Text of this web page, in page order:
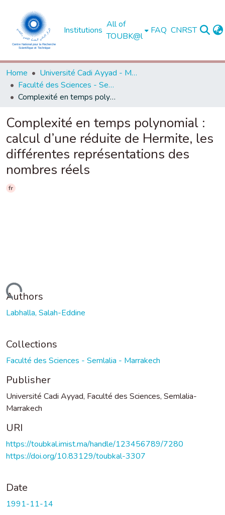
Institutions
All of
TOUBK@l
FAQ CNRST
Home
Université Cadi Ayyad - Marrakech
Faculté des Sciences - Semlalia - Marrakech
Complexité en temps polynomial : calcul d’une réduite de Hermite, les différentes représentations des nombres réels
Complexité en temps polynomial :
calcul d’une réduite de Hermite, les
différentes représentations des
nombres réels
fr
Authors
Labhalla, Salah-Eddine
Collections
Faculté des Sciences - Semlalia - Marrakech
Publisher
Université Cadi Ayyad, Faculté des Sciences, Semlalia-
Marrakech
URI
https://toubkal.imist.ma/handle/123456789/7280
https://doi.org/10.83129/toubkal-3307
Date
1991-11-14